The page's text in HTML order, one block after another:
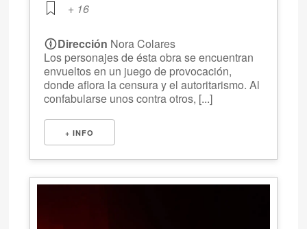
+ 16
Dirección Nora Colares
Los personajes de ésta obra se encuentran
envueltos en un juego de provocación,
donde aflora la censura y el autoritarismo. Al
confabularse unos contra otros, [...]
+ INFO